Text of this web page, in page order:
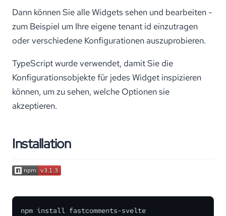
Dann können Sie alle Widgets sehen und bearbeiten -
zum Beispiel um Ihre eigene tenant id einzutragen
oder verschiedene Konfigurationen auszuprobieren.
TypeScript wurde verwendet, damit Sie die
Konfigurationsobjekte für jedes Widget inspizieren
können, um zu sehen, welche Optionen sie
akzeptieren.
Installation
npm install fastcomments-svelte